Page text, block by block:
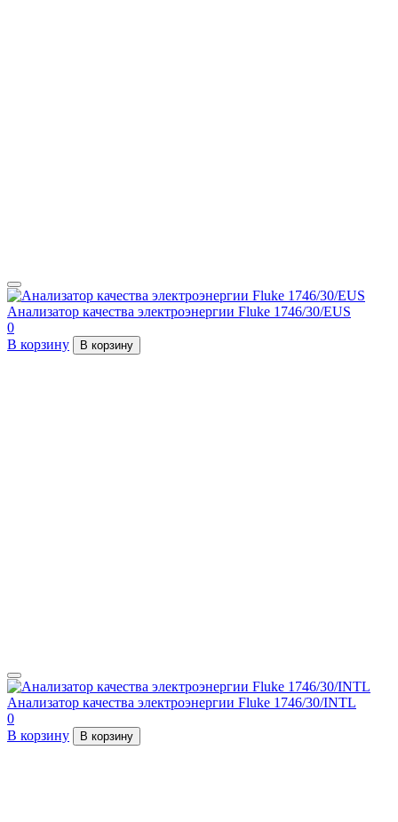
Анализатор качества электроэнергии Fluke 1746/30/EUS
0
В корзину
В корзину
Анализатор качества электроэнергии Fluke 1746/30/INTL
0
В корзину
В корзину